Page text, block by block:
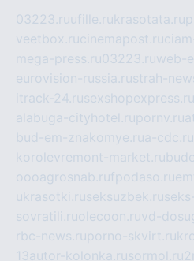
03223.ruufille.rukrasotata.ru
veetbox.rucinemapost.ru
mega-press.ru03223.ruweb-
eurovision-russia.rustrah-
itrack-24.rusexshopexpress.ru
alabuga-cityhotel.rupornv.ru
bud-em-znakomye.rua-cdc.ru
korolevremont-market.ru
oooagrosnab.rufpodaso.ru
ukrasotki.ruseksuzbek.ru
sovratili.ruolecoon.ruvd-
rbc-news.ruporno-skvirt.ru
13autor-kolonka.rusormol.ru